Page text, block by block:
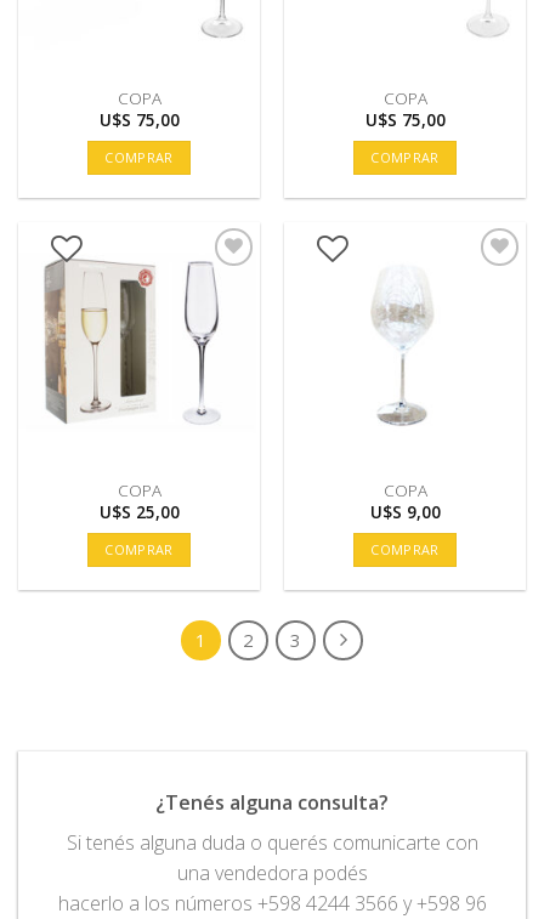
COPA
U$S 75,00
COMPRAR
COPA
U$S 75,00
COMPRAR
COPA
U$S 25,00
COMPRAR
COPA
U$S 9,00
COMPRAR
1 2 3
¿Tenés alguna consulta?
Si tenés alguna duda o querés comunicarte con
una vendedora podés
hacerlo a los números +598 4244 3566 y +598 96